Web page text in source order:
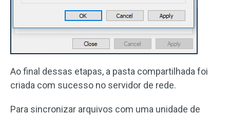
Ao final dessas etapas, a pasta compartilhada foi
criada com sucesso no servidor de rede.
Para sincronizar arquivos com uma unidade de